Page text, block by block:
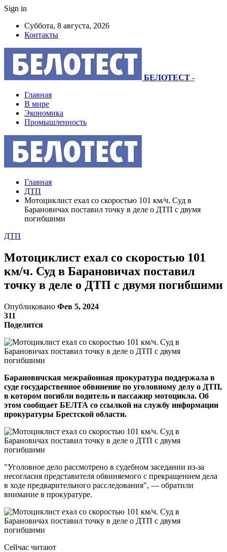
Sign in
Суббота, 8 августа, 2026
Контакты
БЕЛОТЕСТ -
Главная
В мире
Экономика
Промышленность
Главная
ДТП
Мотоциклист ехал со скоростью 101 км/ч. Суд в
Барановичах поставил точку в деле о ДТП с двумя
погибшими
ДТП
Мотоциклист ехал со скоростью 101
км/ч. Суд в Барановичах поставил
точку в деле о ДТП с двумя погибшими
Опубликовано Фев 5, 2024
311
Поделится
Барановичская межрайонная прокуратура поддержала в
суде государственное обвинение по уголовному делу о ДТП,
в котором погибли водитель и пассажир мотоцикла. Об
этом сообщает БЕЛТА со ссылкой на службу информации
прокуратуры Брестской области.
"Уголовное дело рассмотрено в судебном заседании из-за
несогласия представителя обвиняемого с прекращением дела
в ходе предварительного расследования", — обратили
внимание в прокуратуре.
Сейчас читают